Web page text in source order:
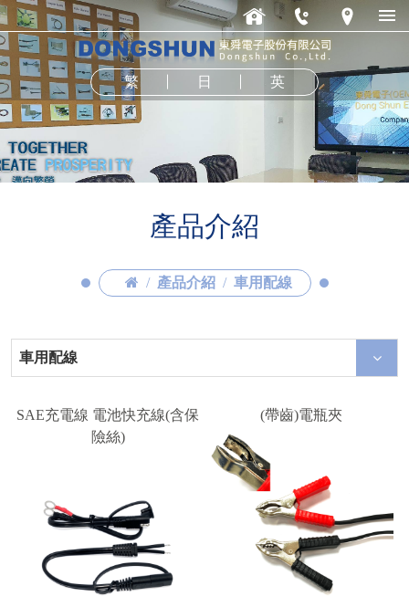
繁 日 英
產品介紹
產品介紹 車用配線
車用配線
SAE充電線 電池快充線(含保
險絲)
(帶齒)電瓶夾